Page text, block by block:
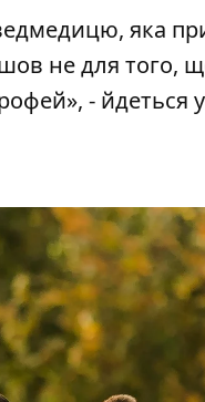
яка
не для того,
- йдеться